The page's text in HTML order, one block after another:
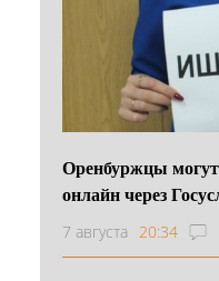
Оренбуржцы
онлайн через
7 августа 20:34